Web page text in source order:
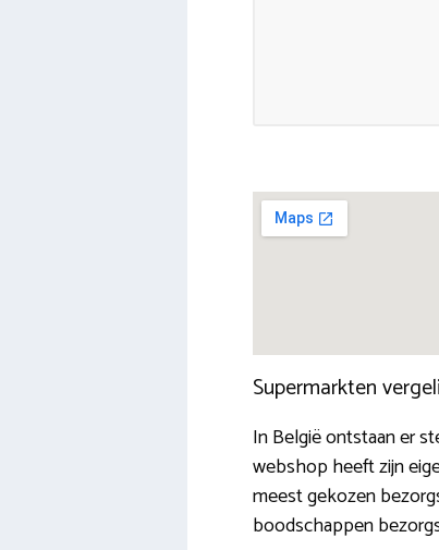
Supermarkten
In België ontstaan er
webshop heeft zijn
meest gekozen
boodschappen